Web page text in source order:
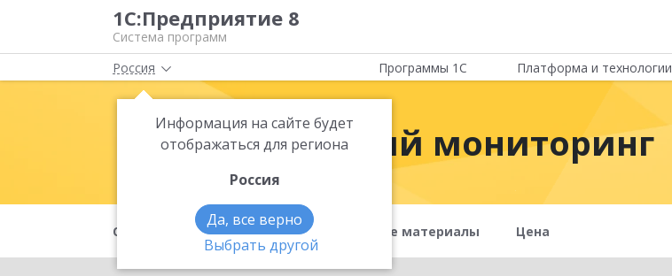
1С:Предприятие 8
Система программ
Россия
Информация на сайте будет
отображаться для региона
Россия
Да, все верно
Выбрать другой
Программы 1С Платформа и технологии
1С:Налоговый мониторинг
О продукте Апгрейды Полезные материалы Цена